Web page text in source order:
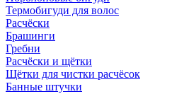
Термобигуди для волос
Расчёски
Брашинги
Гребни
Расчёски и щётки
Щётки для чистки расчёсок
Банные штучки